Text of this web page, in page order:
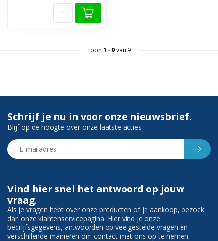
Toon 1 - 9van 9
Vind hier snel het antwoord op jouw
vraag.
Als je vragen hebt over onze producten of je aankoop, bezoek
dan onze klantenservicepagina. Hier vind je onze
bedrijfsgegevens, antwoorden op veelgestelde vragen en
verschillende manieren om contact met ons op te nemen.
Schrijf je nu in voor onze nieuwsbrief.
Blijf op de hoogte over onze laatste acties